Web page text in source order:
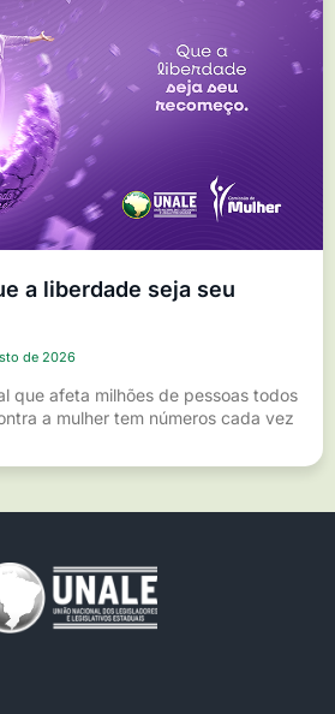
a liberdade seja seu
de 2026
que afeta milhões de pessoas todos
a mulher tem números cada vez